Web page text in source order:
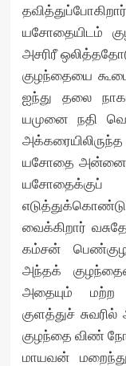
யசோதையிடம்
அசரிரீ
குழந்தையை
ஐந்து தலை
யமுனை நதி
யசோதை
வைக்கிறார்
கம்சன்
அந்தக்
அதையும் மற்ற
குளத்துச்
குழந்தை விண்
மாயவன்